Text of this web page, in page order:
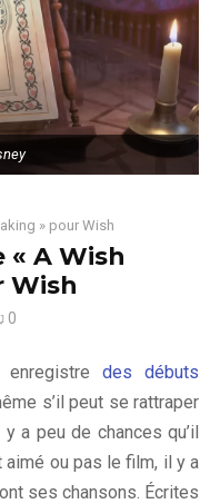
» pour Wish
A Wish
Wish
0
enregistredes débuts
s’il peut se rattraper
a peu de chances qu’il
aimé ou pas le film, il y a
ses chansons. Écrites